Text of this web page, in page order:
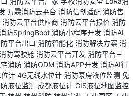
万霖消防云平台 消防信创适配 消防售
消防云平台供应商 消防云平台报价 消防
防SpringBoot 消防小程序开发 消防AI
平台出口 消防智能化 消防解决方案 消
防驾驶舱 消防云平台开发 消防平台三
消防 消防ODM 消防APP开发 消防AI行
计 4G无线水位计 消防泵房液位监测 免
液位监测 成都液位计 GIS液位地图监控